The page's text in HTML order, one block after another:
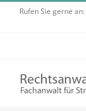
Rufen Sie gerne an: